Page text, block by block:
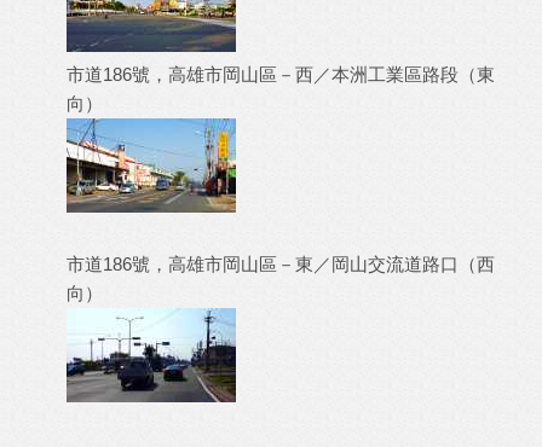
市道186號，高雄市岡山區－西／本洲工業區路段（東
向）
市道186號，高雄市岡山區－東／岡山交流道路口（西
向）